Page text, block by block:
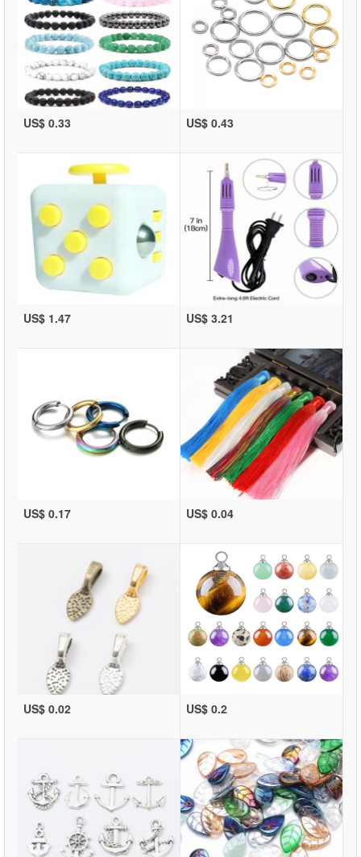
US$ 0.33 US$ 0.43
US$ 1.47 US$ 3.21
US$ 0.17 US$ 0.04
US$ 0.02 US$ 0.2